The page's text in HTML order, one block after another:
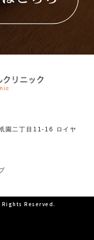
園二丁目11-16 ロイヤ
Rights Reserved.